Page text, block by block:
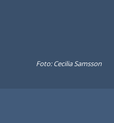
Foto: Cecilia Samsson